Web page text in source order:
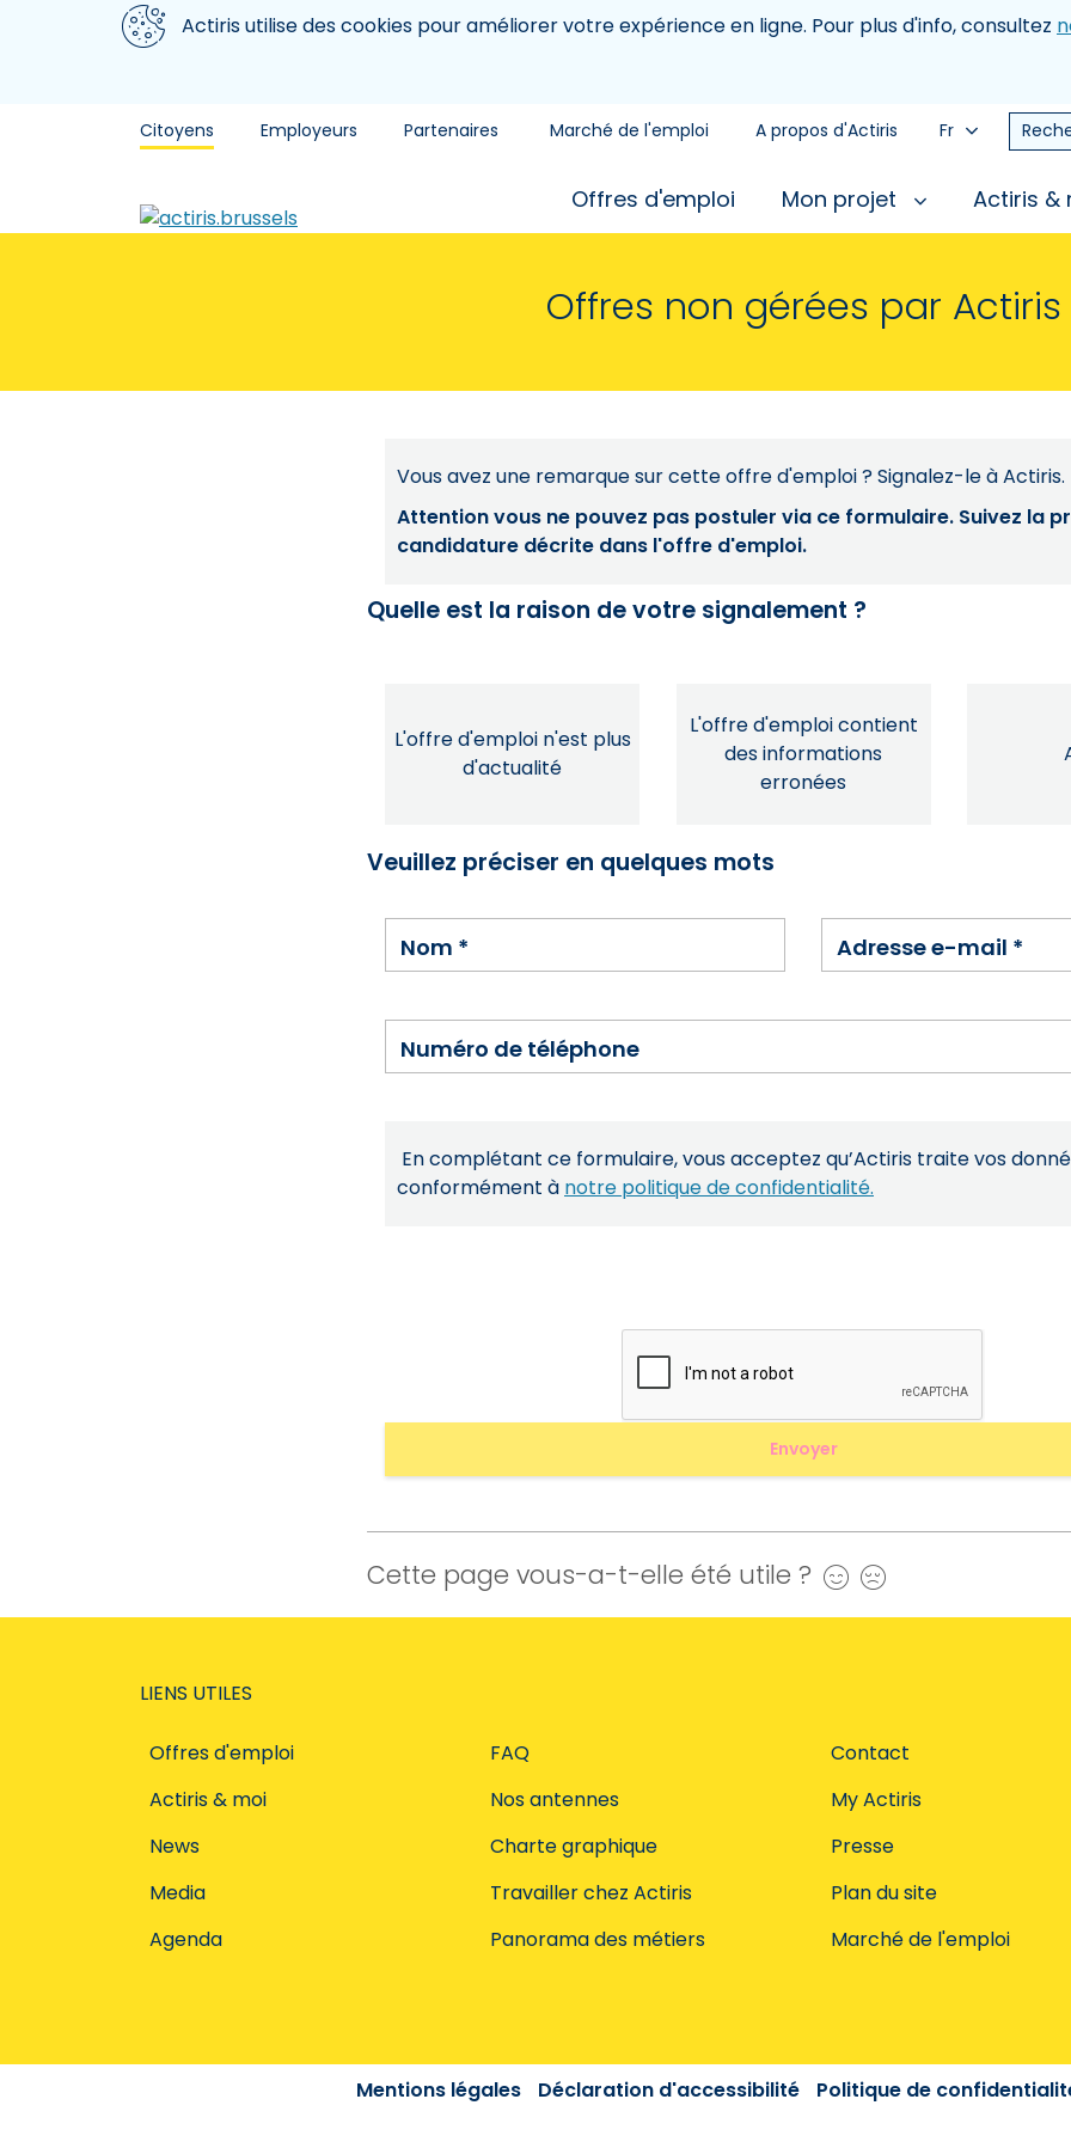
Aller au contenu principal
Nous utilisons des cookiesActiris utilise des cookies pour améliorer votre expérience en ligne. Pour plus d'info, consultez
Citoyens Employeurs Partenaires Marché de l'emploi A propos d'Actiris Fr
Offres d'emploi Mon projet Actiris
Offres non gérées par Actiris
Vous avez une remarque sur cette offre d'emploi ? Signalez-le à Actiris.
Attention vous ne pouvez pas postuler via ce formulaire. Suivez la
candidature décrite dans l'offre d'emploi.
Quelle est la raison de votre signalement ?
L'offre d'emploi n'est plus
d'actualité
L'offre d'emploi contient
des informations
erronées
Veuillez préciser en quelques mots
Nom * Adresse e-mail *
Numéro de téléphone
En complétant ce formulaire, vous acceptez qu’Actiris traite vos
conformément à notre politique de confidentialité.
Cette page vous-a-t-elle été utile ? Oui
LIENS UTILES
Offres d'emploi
Actiris & moi
News
Media
Agenda
FAQ
Nos antennes
Charte graphique
Travailler chez Actiris
Panorama des métiers
Contact
My Actiris
Presse
Plan du site
Marché de l'emploi
Mentions légales Déclaration d'accessibilité Politique de